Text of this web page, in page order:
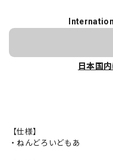
日本国
【仕様】
・ねんどろいどもあ